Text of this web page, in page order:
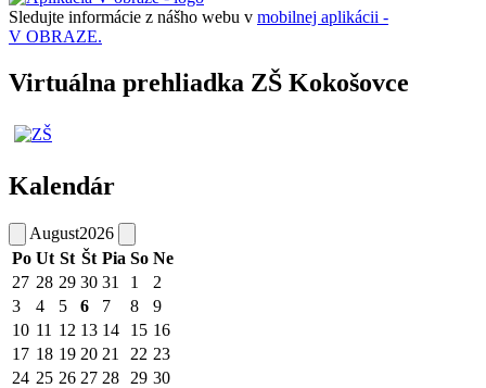
Sledujte informácie z nášho webu v mobilnej aplikácii -
V OBRAZE.
Virtuálna prehliadka ZŠ Kokošovce
Kalendár
August2026
Po Ut St Št Pia So Ne
27 28 29 30 31 1
2
3
4 5 6 7 8
9
10 11 12 13 14 15 16
17 18 19 20 21 22 23
24 25 26 27 28 29 30